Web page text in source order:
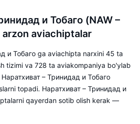
и Тобаго (NAW –
aviachiptalar
и Тобаго ga aviachipta narxini 45 ta
tizimi va 728 ta aviakompaniya bo'ylab
– Тринидад и Тобаго
topadi. Наратхиват – Тринидад и
qayerdan sotib olish kerak —